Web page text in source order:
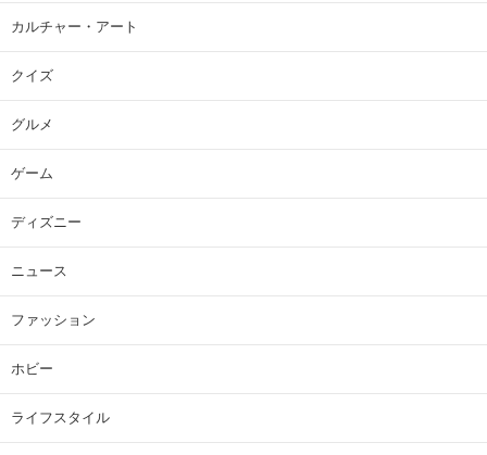
カルチャー・アート
クイズ
グルメ
ゲーム
ディズニー
ニュース
ファッション
ホビー
ライフスタイル